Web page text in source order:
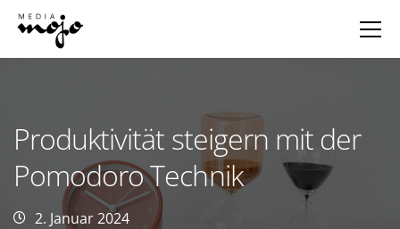
Produktivität steigern mit der
Pomodoro Technik
2. Januar 2024